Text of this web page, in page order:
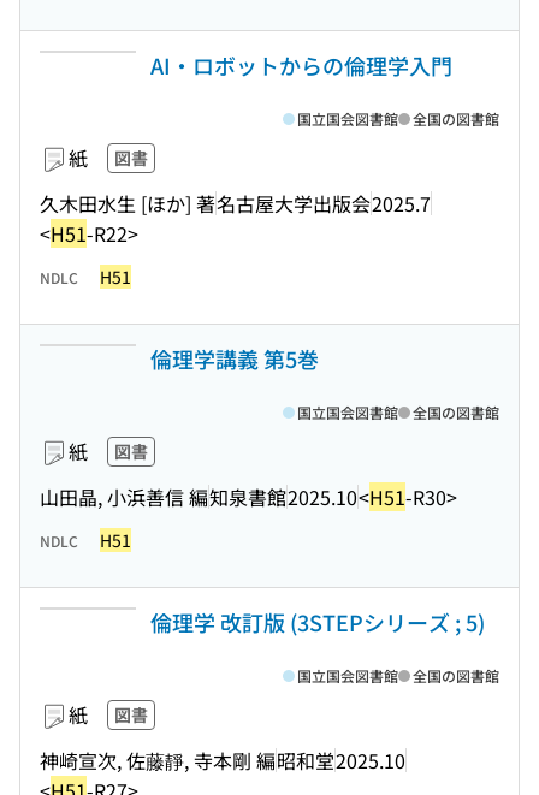
AI・ロボットからの倫理学入門
紙 図書
久木田水生 [ほか] 著名古屋大学出版会2025.7
<H51-R22>
国立国会図書館 全国の図書館
NDLC H51
倫理学講義 第5巻
紙 図書
山田晶, 小浜善信 編知泉書館2025.10<H51-R30>
国立国会図書館 全国の図書館
NDLC H51
倫理学 改訂版 (3STEPシリーズ ; 5)
紙 図書
神崎宣次, 佐藤靜, 寺本剛 編昭和堂2025.10
国立国会図書館 全国の図書館